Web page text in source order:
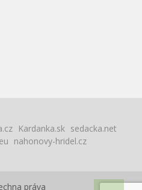
Kardanka.sk sedacka.net
nahonovy-hridel.cz
práva